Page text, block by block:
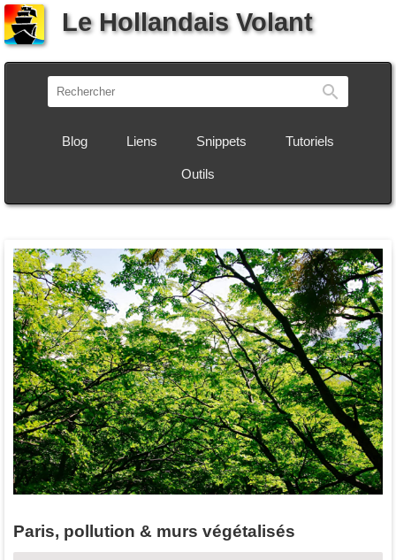
Le Hollandais Volant
Blog Liens Snippets Tutoriels
Outils
Paris, pollution & murs végétalisés